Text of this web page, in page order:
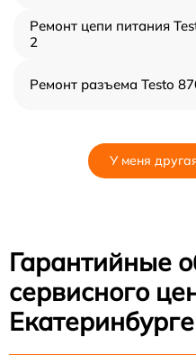
Ремонт цепи питания
2
Ремонт разъема Testo
У меня
Гарантийные
сервисного
Екатеринбурге